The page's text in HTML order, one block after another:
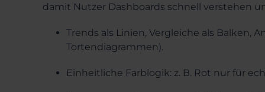
damit Nutzer Dashboards schnell verstehen
Trends als Linien, Vergleiche als Balken,
Tortendiagrammen).
Einheitliche Farblogik: z. B. Rot nur für